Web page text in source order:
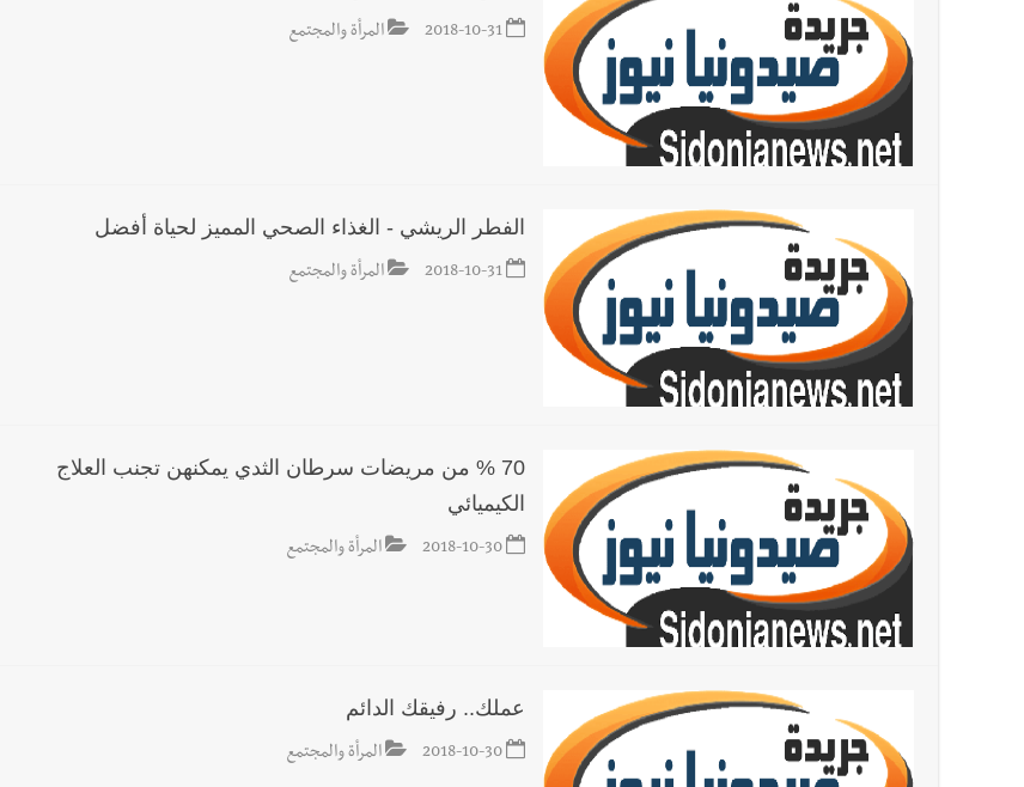
2018-10-31 المرأة والمجتمع
الفطر الريشي - الغذاء الصحي المميز لحياة أفضل
2018-10-31 المرأة والمجتمع
70 % من مريضات سرطان الثدي يمكنهن تجنب العلاج
الكيميائي
2018-10-30 المرأة والمجتمع
عملك.. رفيقك الدائم
2018-10-30 المرأة والمجتمع